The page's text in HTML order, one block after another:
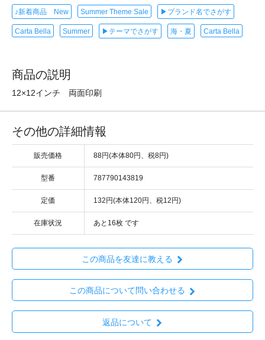
♪新着商品 New Summer Theme Sale ▶ブランド名でさがす
Carta Bella Summer ▶テーマでさがす 海・夏 Carta Bella
商品の説明
12×12インチ 両面印刷
その他の詳細情報
販売価格 88円(本体80円、税8円)
型番 787790143819
定価 132円(本体120円、税12円)
在庫状況 あと16枚 です
この商品を友達に教える
この商品について問い合わせる
返品について